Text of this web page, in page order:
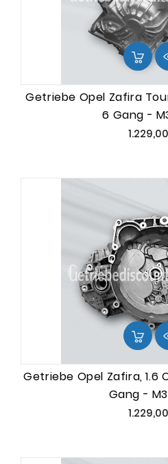
Getriebe Opel Zafira
6 Gang -
Getriebe Opel Zafira, 1.6
Gang -